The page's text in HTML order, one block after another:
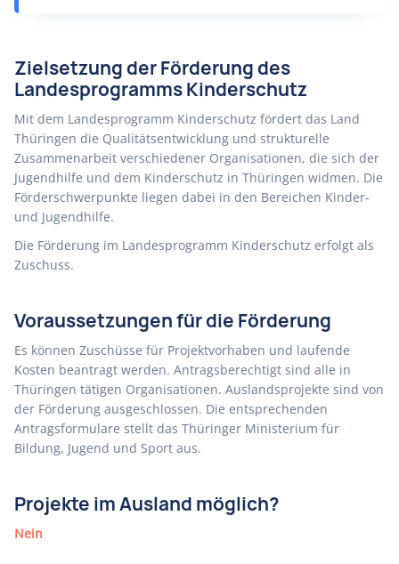
Zielsetzung der Förderung des
Landesprogramms Kinderschutz
Mit dem Landesprogramm Kinderschutz fördert das Land
Thüringen die Qualitätsentwicklung und strukturelle
Zusammenarbeit verschiedener Organisationen, die sich der
Jugendhilfe und dem Kinderschutz in Thüringen widmen. Die
Förderschwerpunkte liegen dabei in den Bereichen Kinder-
und Jugendhilfe.
Die Förderung im Landesprogramm Kinderschutz erfolgt als
Zuschuss.
Voraussetzungen für die Förderung
Es können Zuschüsse für Projektvorhaben und laufende
Kosten beantragt werden. Antragsberechtigt sind alle in
Thüringen tätigen Organisationen. Auslandsprojekte sind von
der Förderung ausgeschlossen. Die entsprechenden
Antragsformulare stellt das Thüringer Ministerium für
Bildung, Jugend und Sport aus.
Projekte im Ausland möglich?
Nein